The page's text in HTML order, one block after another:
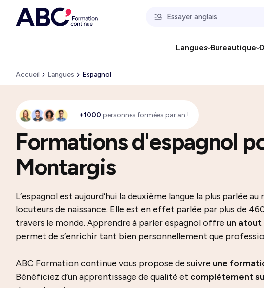
Langues Bureautique
Accueil Langues Espagnol
+1000 personnes formées par an !
Formations d'espagnol
Montargis
L’espagnol est aujourd’hui la deuxième langue la plus parlée
locuteurs de naissance. Elle est en effet parlée par plus de
travers le monde. Apprendre à parler espagnol offre un atout
permet de s’enrichir tant bien personnellement que
ABC Formation continue vous propose de suivre une
Bénéficiez d’un apprentissage de qualité et complètement